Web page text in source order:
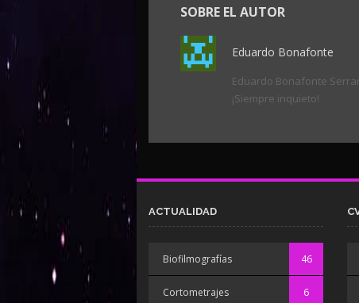
SOBRE EL AUTOR
Eduardo Bonafonte
Eduardo Bonafonte
¡Siempre inquieto!
ACTUALIDAD
Biofilmografías 46
Cortometrajes 6